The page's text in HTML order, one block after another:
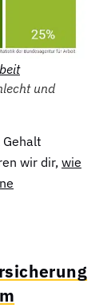
und
wir dir, wie